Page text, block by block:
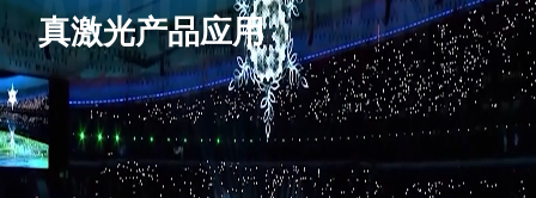
真激光产品应用